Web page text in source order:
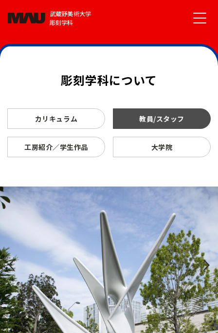
武蔵野美術大学
彫刻学科
彫刻学科について
カリキュラム 教員/スタッフ
工房紹介／学生作品 大学院